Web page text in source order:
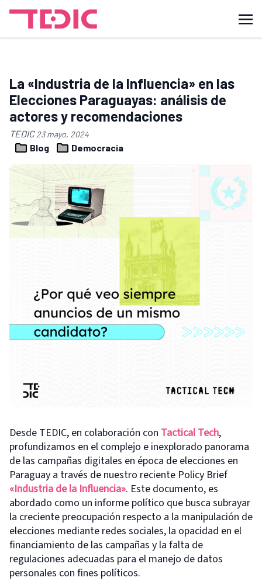
La «Industria de la Influencia» en las
Elecciones Paraguayas: análisis de
actores y recomendaciones
TEDIC23 mayo, 2024
Blog Democracia
Desde TEDIC, en colaboración con Tactical Tech,
profundizamos en el complejo e inexplorado panorama
de las campañas digitales en época de elecciones en
Paraguay a través de nuestro reciente Policy Brief
«Industria de la Influencia». Este documento, es
abordado como un informe político que busca subrayar
la creciente preocupación respecto a la manipulación de
elecciones mediante redes sociales, la opacidad en el
financiamiento de las campañas y la falta de
regulaciones adecuadas para el manejo de datos
personales con fines políticos.